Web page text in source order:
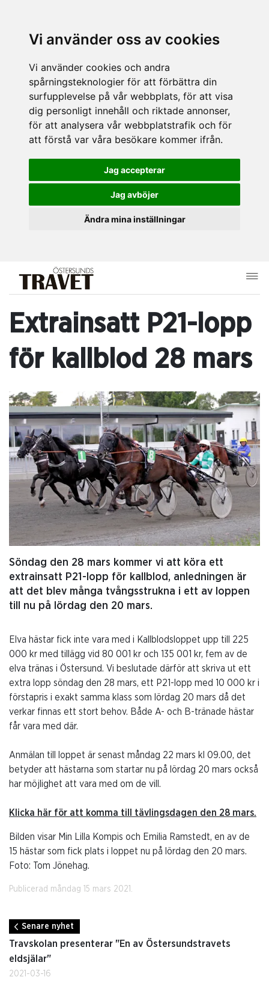
Vi använder oss av cookies
Vi använder cookies och andra
spårningsteknologier för att förbättra din
surfupplevelse på vår webbplats, för att visa
dig personligt innehåll och riktade annonser,
för att analysera vår webbplatstrafik och för
att förstå var våra besökare kommer ifrån.
Jag accepterar
Jag avböjer
Ändra mina inställningar
Extrainsatt P21-lopp
för kallblod 28 mars
Söndag den 28 mars kommer vi att köra ett
extrainsatt P21-lopp för kallblod, anledningen är
att det blev många tvångsstrukna i ett av loppen
till nu på lördag den 20 mars.
Elva hästar fick inte vara med i Kallblodsloppet upp till 225
000 kr med tillägg vid 80 001 kr och 135 001 kr, fem av de
elva tränas i Östersund. Vi beslutade därför att skriva ut ett
extra lopp söndag den 28 mars, ett P21-lopp med 10 000 kr i
förstapris i exakt samma klass som lördag 20 mars då det
verkar finnas ett stort behov. Både A- och B-tränade hästar
får vara med där.
Anmälan till loppet är senast måndag 22 mars kl 09.00, det
betyder att hästarna som startar nu på lördag 20 mars också
har möjlighet att vara med om de vill.
Klicka här för att komma till tävlingsdagen den 28 mars.
Bilden visar Min Lilla Kompis och Emilia Ramstedt, en av de
15 hästar som fick plats i loppet nu på lördag den 20 mars.
Foto: Tom Jönehag.
Publicerad måndag 15 mars 2021.
Senare nyhet
Travskolan presenterar "En av Östersundstravets
eldsjälar"
2021-03-16